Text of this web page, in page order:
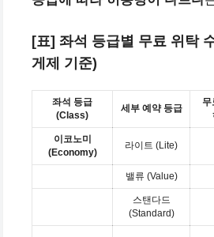
[표] 좌석 등급별 무료 위탁
게제 기준)
좌석 등급
(Class)
세부 예약 등급
무
이코노미
(Economy)
라이트 (Lite)
밸류 (Value)
스탠다드
(Standard)